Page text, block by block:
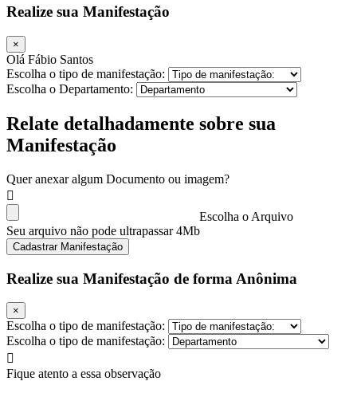
Realize sua Manifestação
×
Olá Fábio Santos
Escolha o tipo de manifestação:
Escolha o Departamento:
Relate detalhadamente sobre sua
Manifestação
Quer anexar algum Documento ou imagem?
Escolha o Arquivo
Seu arquivo não pode ultrapassar 4Mb
Cadastrar Manifestação
Realize sua Manifestação de forma Anônima
×
Escolha o tipo de manifestação:
Escolha o tipo de manifestação:
Fique atento a essa observação